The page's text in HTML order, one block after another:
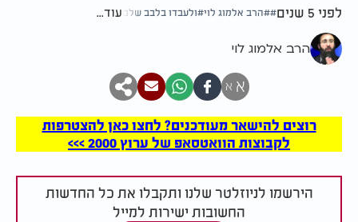
לפני 5 שנים הרב אלמוג לוי ולעבדו בלבב שלם עוד...
הרב אלמוג לוי
א א
רוצים להישאר מעודכנים? לחצו כאן להצטרפות
לקבוצות הוואטסאפ של ערוץ 2000 >>>
הירשמו לניוזלטר שלנו ותקבלו את כל החדשות
החשובות ישירות למייל